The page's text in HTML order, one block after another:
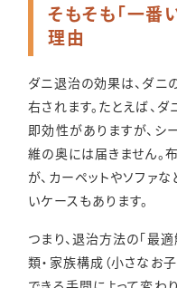
そもそも「一番
理由
ダニ退治の効果は、ダニ
右されます。たとえば、
即効性がありますが、シ
維の奥には届きません。
が、カーペットやソファ
いケースもあります。
つまり、退治方法の「最
類・家族構成（小さなお